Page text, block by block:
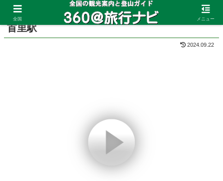
ホーム 沖縄県 首里
首里駅
2024.09.22
全国 メニュー